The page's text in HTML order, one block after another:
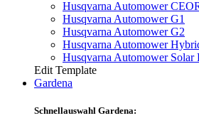
Husqvarna Automower
Husqvarna Automower G1
Husqvarna Automower G2
Husqvarna Automower
Husqvarna Automower Solar
Edit Template
Gardena
Schnellauswahl Gardena: